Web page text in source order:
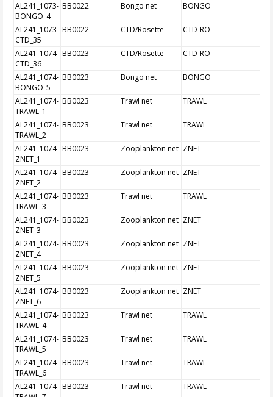
AL241_1073-
BONGO_4
BB0022 Bongo net BONGO
AL241_1073-
CTD_35
BB0022 CTD/Rosette CTD-RO
AL241_1074-
CTD_36
BB0023 CTD/Rosette CTD-RO
AL241_1074-
BONGO_5
BB0023 Bongo net BONGO
AL241_1074-
TRAWL_1
BB0023 Trawl net TRAWL
AL241_1074-
TRAWL_2
BB0023 Trawl net TRAWL
AL241_1074-
ZNET_1
BB0023 Zooplankton net ZNET
AL241_1074-
ZNET_2
BB0023 Zooplankton net ZNET
AL241_1074-
TRAWL_3
BB0023 Trawl net TRAWL
AL241_1074-
ZNET_3
BB0023 Zooplankton net ZNET
AL241_1074-
ZNET_4
BB0023 Zooplankton net ZNET
AL241_1074-
ZNET_5
BB0023 Zooplankton net ZNET
AL241_1074-
ZNET_6
BB0023 Zooplankton net ZNET
AL241_1074-
TRAWL_4
BB0023 Trawl net TRAWL
AL241_1074-
TRAWL_5
BB0023 Trawl net TRAWL
AL241_1074-
TRAWL_6
BB0023 Trawl net TRAWL
AL241_1074- BB0023 Trawl net TRAWL